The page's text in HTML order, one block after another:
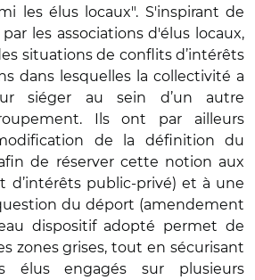
les élus locaux". S'inspirant de
les associations d'élus locaux,
situations de conflits d’intérêts
dans lesquelles la collectivité a
siéger au sein d’un autre
Ils ont par ailleurs
de la définition du
de réserver cette notion aux
d’intérêts public-privé) et à une
du déport (amendement
dispositif adopté permet de
zones grises, tout en sécurisant
élus engagés sur plusieurs